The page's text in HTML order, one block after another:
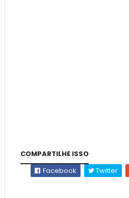
COMPARTILHE ISSO
Facebook
Twitter